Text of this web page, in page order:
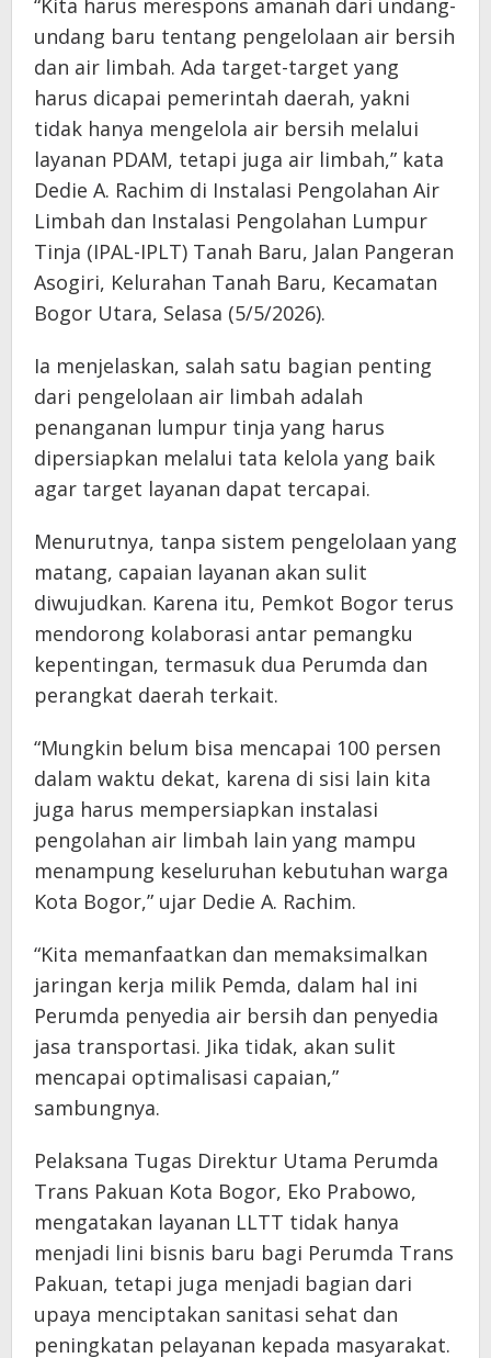
“Kita harus merespons amanah dari undang-
undang baru tentang pengelolaan air bersih
dan air limbah. Ada target-target yang
harus dicapai pemerintah daerah, yakni
tidak hanya mengelola air bersih melalui
layanan PDAM, tetapi juga air limbah,” kata
Dedie A. Rachim di Instalasi Pengolahan Air
Limbah dan Instalasi Pengolahan Lumpur
Tinja (IPAL-IPLT) Tanah Baru, Jalan Pangeran
Asogiri, Kelurahan Tanah Baru, Kecamatan
Bogor Utara, Selasa (5/5/2026).
Ia menjelaskan, salah satu bagian penting
dari pengelolaan air limbah adalah
penanganan lumpur tinja yang harus
dipersiapkan melalui tata kelola yang baik
agar target layanan dapat tercapai.
Menurutnya, tanpa sistem pengelolaan yang
matang, capaian layanan akan sulit
diwujudkan. Karena itu, Pemkot Bogor terus
mendorong kolaborasi antar pemangku
kepentingan, termasuk dua Perumda dan
perangkat daerah terkait.
“Mungkin belum bisa mencapai 100 persen
dalam waktu dekat, karena di sisi lain kita
juga harus mempersiapkan instalasi
pengolahan air limbah lain yang mampu
menampung keseluruhan kebutuhan warga
Kota Bogor,” ujar Dedie A. Rachim.
“Kita memanfaatkan dan memaksimalkan
jaringan kerja milik Pemda, dalam hal ini
Perumda penyedia air bersih dan penyedia
jasa transportasi. Jika tidak, akan sulit
mencapai optimalisasi capaian,”
sambungnya.
Pelaksana Tugas Direktur Utama Perumda
Trans Pakuan Kota Bogor, Eko Prabowo,
mengatakan layanan LLTT tidak hanya
menjadi lini bisnis baru bagi Perumda Trans
Pakuan, tetapi juga menjadi bagian dari
upaya menciptakan sanitasi sehat dan
peningkatan pelayanan kepada masyarakat.